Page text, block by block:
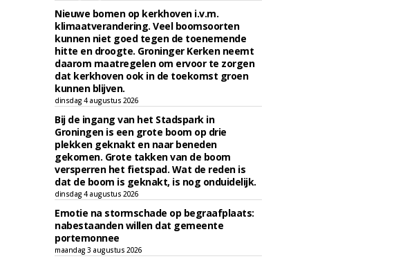
Nieuwe bomen op kerkhoven i.v.m.
klimaatverandering. Veel boomsoorten
kunnen niet goed tegen de toenemende
hitte en droogte. Groninger Kerken neemt
daarom maatregelen om ervoor te zorgen
dat kerkhoven ook in de toekomst groen
kunnen blijven.
dinsdag 4 augustus 2026
Bij de ingang van het Stadspark in
Groningen is een grote boom op drie
plekken geknakt en naar beneden
gekomen. Grote takken van de boom
versperren het fietspad. Wat de reden is
dat de boom is geknakt, is nog onduidelijk.
dinsdag 4 augustus 2026
Emotie na stormschade op begraafplaats:
nabestaanden willen dat gemeente
portemonnee
maandag 3 augustus 2026